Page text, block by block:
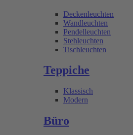
Deckenleuchten
Wandleuchten
Pendelleuchten
Stehleuchten
Tischleuchten
Teppiche
Klassisch
Modern
Büro